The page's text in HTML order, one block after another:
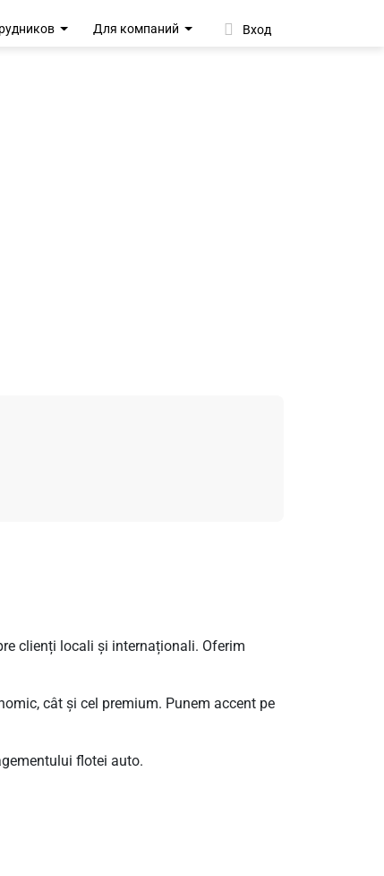
Для компаний Вход
clienți locali și internaționali. Oferim
cât și cel premium. Punem accent pe
flotei auto.